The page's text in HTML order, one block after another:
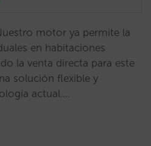
motor ya permite la
en habitaciones
la venta directa para este
solución flexible y
actual.…